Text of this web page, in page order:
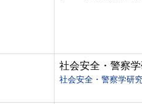
社会安全・警察
社会安全・警察学研